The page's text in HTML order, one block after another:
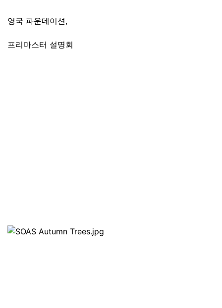
영국 파운데이션,
프리마스터 설명회